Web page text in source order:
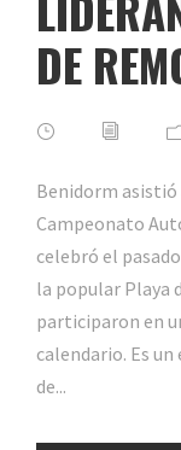
DE
Benidorm asistió
Campeonato
celebró el
la popular Playa
participaron en
calendario. Es
de...